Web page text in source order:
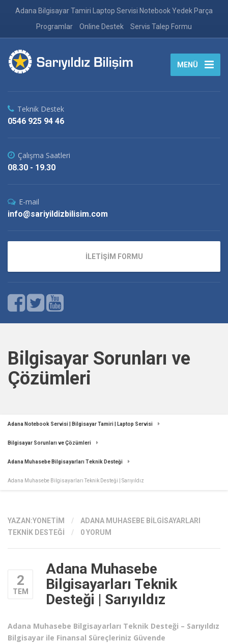
Adana Bilgisayar Tamiri Laptop Servisi Notebook Yedek Parça
Programlar
Online Destek Servis Talep Formu
MENÜ
Teknik Destek
0546 925 94 46
Çalışma Saatleri
08.30 - 19.30
E-mail
info@sariyildizbilisim.com
İLETİŞİM FORMU
Bilgisayar Sorunları ve
Çözümleri
Adana Notebook Servisi | Bilgisayar Tamiri | Laptop Servisi
Bilgisayar Sorunları ve Çözümleri
Adana Muhasebe Bilgisayarları Teknik Desteği
Adana Muhasebe Bilgisayarları Teknik Desteği | Sarıyıldız
YAZAN:YONETIM /
ADANA MUHASEBE BILGISAYARLARI
TEKNIK DESTEĞI
/ 0 YORUM
2
TEM
Adana Muhasebe
Bilgisayarları Teknik
Desteği | Sarıyıldız
Adana Muhasebe Bilgisayarları Teknik Desteği – Sarıyıldız
Bilgisayar ile Finansal Süreçleriniz Güvende